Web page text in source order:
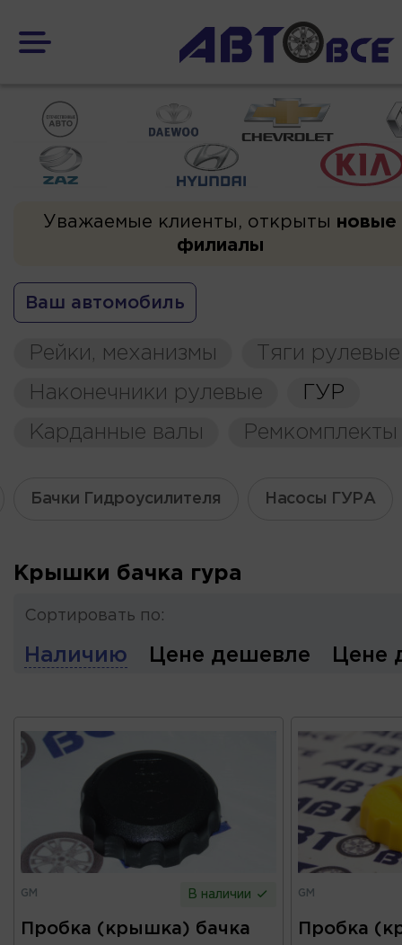
Уважаемые клиенты, открыты новые
филиалы
Ваш автомобиль
Рейки, механизмы
Тяги рулевые
Наконечники рулевые
ГУР
Карданные валы
Ремкомплекты
Бачки Гидроусилителя Насосы ГУРА
Крышки бачка гура
Сортировать по:
Наличию Цене дешевле Цене
GM В наличии
Пробка (крышка) бачка
GM
Пробка